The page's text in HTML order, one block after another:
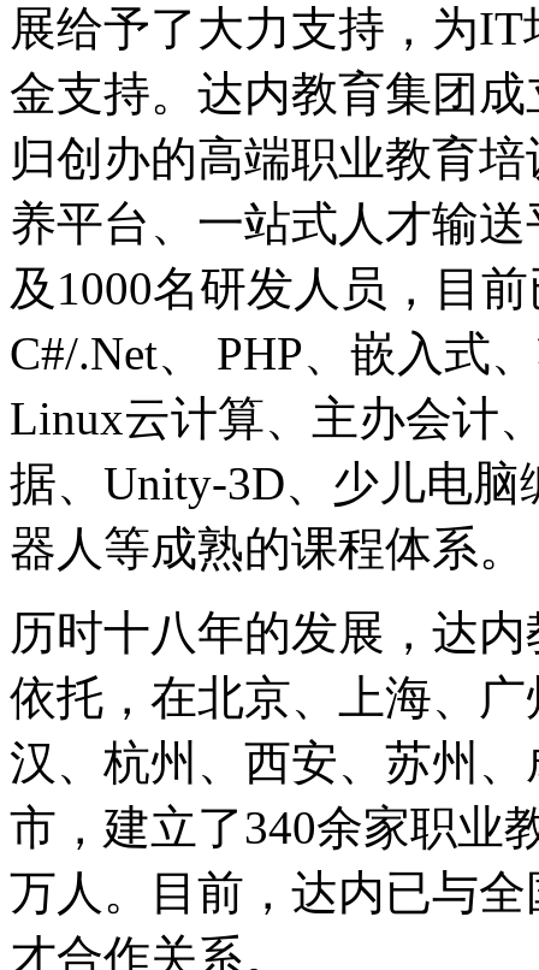
展给予了大力支持，为
金支持。达内教育集团
归创办的高端职业教育
养平台、一站式人才输
及1000名研发人员，目
C#/.Net、 PHP、嵌入式
Linux云计算、主办会计
据、Unity-3D、少儿电
器人等成熟的课程体系。
历时十八年的发展，达
依托，在北京、上海、
汉、杭州、西安、苏州
市，建立了340余家职业
万人。目前，达内已与
才合作关系。